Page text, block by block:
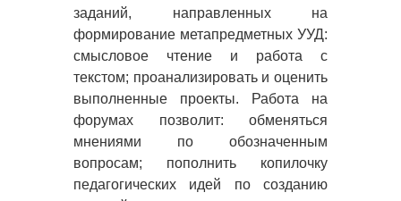
заданий, направленных на
формирование метапредметных УУД:
смысловое чтение и работа с
текстом; проанализировать и оценить
выполненные проекты. Работа на
форумах позволит: обменяться
мнениями по обозначенным
вопросам; пополнить копилочку
педагогических идей по созданию